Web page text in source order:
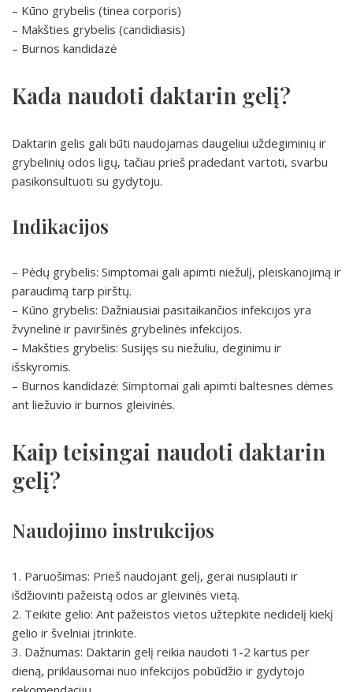
– Kūno grybelis (tinea corporis)
– Makšties grybelis (candidiasis)
– Burnos kandidazė
Kada naudoti daktarin gelį?
Daktarin gelis gali būti naudojamas daugeliui uždegiminių ir
grybelinių odos ligų, tačiau prieš pradedant vartoti, svarbu
pasikonsultuoti su gydytoju.
Indikacijos
– Pėdų grybelis: Simptomai gali apimti niežulį, pleiskanojimą ir
paraudimą tarp pirštų.
– Kūno grybelis: Dažniausiai pasitaikančios infekcijos yra
žvynelinė ir paviršinės grybelinės infekcijos.
– Makšties grybelis: Susijęs su niežuliu, deginimu ir
išskyromis.
– Burnos kandidazė: Simptomai gali apimti baltesnes dėmes
ant liežuvio ir burnos gleivinės.
Kaip teisingai naudoti daktarin
gelį?
Naudojimo instrukcijos
1. Paruošimas: Prieš naudojant gelį, gerai nusiplauti ir
išdžiovinti pažeistą odos ar gleivinės vietą.
2. Teikite gelio: Ant pažeistos vietos užtepkite nedidelį kiekį
gelio ir švelniai įtrinkite.
3. Dažnumas: Daktarin gelį reikia naudoti 1-2 kartus per
dieną, priklausomai nuo infekcijos pobūdžio ir gydytojo